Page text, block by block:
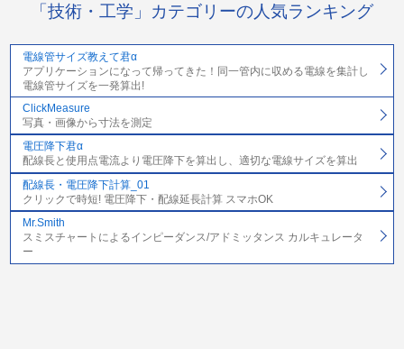
「技術・工学」カテゴリーの人気ランキング
電線管サイズ教えて君α
アプリケーションになって帰ってきた！同一管内に収める電線を集計し
電線管サイズを一発算出!
ClickMeasure
写真・画像から寸法を測定
電圧降下君α
配線長と使用点電流より電圧降下を算出し、適切な電線サイズを算出
配線長・電圧降下計算_01
クリックで時短! 電圧降下・配線延長計算 スマホOK
Mr.Smith
スミスチャートによるインピーダンス/アドミッタンス カルキュレータ
ー